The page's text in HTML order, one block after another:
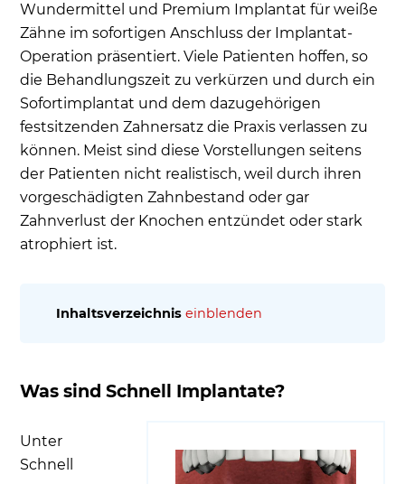
Wundermittel und Premium Implantat für weiße
Zähne im sofortigen Anschluss der Implantat-
Operation präsentiert. Viele Patienten hoffen, so
die Behandlungszeit zu verkürzen und durch ein
Sofortimplantat und dem dazugehörigen
festsitzenden Zahnersatz die Praxis verlassen zu
können. Meist sind diese Vorstellungen seitens
der Patienten nicht realistisch, weil durch ihren
vorgeschädigten Zahnbestand oder gar
Zahnverlust der Knochen entzündet oder stark
atrophiert ist.
Inhaltsverzeichnis einblenden
Versorgung?
Welche Vorteile haben Schnell Implantate?
Wie lange muss ein Zahnimplantat Einheilen?
Was sind Schnell Implantate?
Unter
Schnell